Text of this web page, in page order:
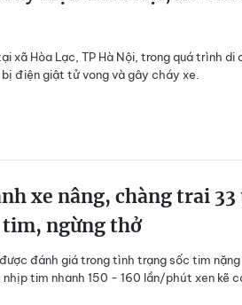
xã Hòa Lạc, TP Hà Nội, trong quá trình di
bị điện giật tử vong và gây cháy xe.
xe nâng, chàng trai
ngừng thở
đánh giá trong tình trạng sốc tim
tim nhanh 150 - 160 lần/phút xen kẽ